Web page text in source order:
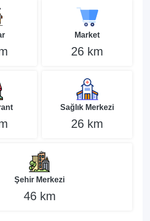
Market
26 km
Sağlık Merkezi
26 km
Şehir Merkezi
46 km